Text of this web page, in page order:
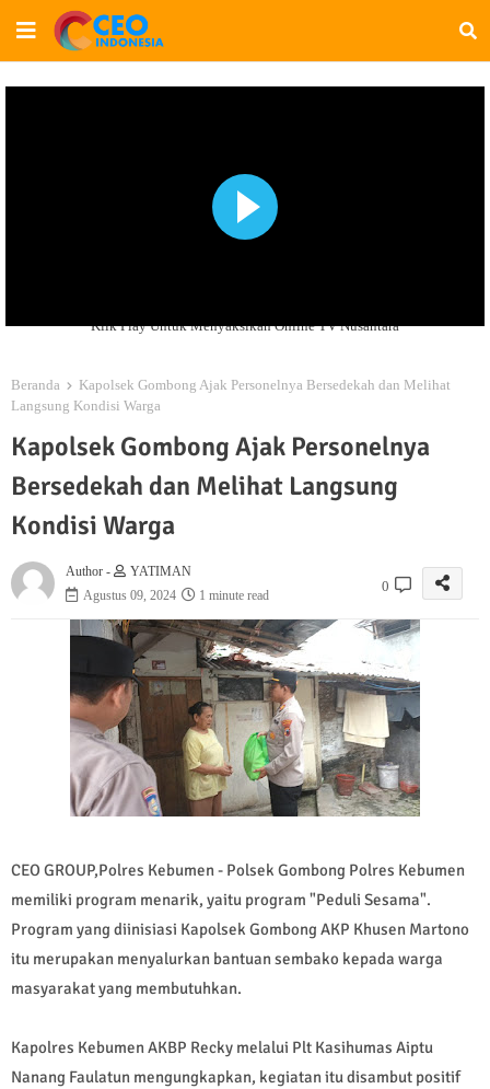
Klik Play Untuk Menyaksikan Online TV Nusantara
Beranda
Kapolsek Gombong Ajak Personelnya Bersedekah dan Melihat
Langsung Kondisi Warga
Kapolsek Gombong Ajak Personelnya
Bersedekah dan Melihat Langsung
Kondisi Warga
Author -
YATIMAN
Agustus 09, 2024
1 minute read
0
CEO GROUP,Polres Kebumen - Polsek Gombong Polres Kebumen
memiliki program menarik, yaitu program "Peduli Sesama".
Program yang diinisiasi Kapolsek Gombong AKP Khusen Martono
itu merupakan menyalurkan bantuan sembako kepada warga
masyarakat yang membutuhkan.
Kapolres Kebumen AKBP Recky melalui Plt Kasihumas Aiptu
Nanang Faulatun mengungkapkan, kegiatan itu disambut positif